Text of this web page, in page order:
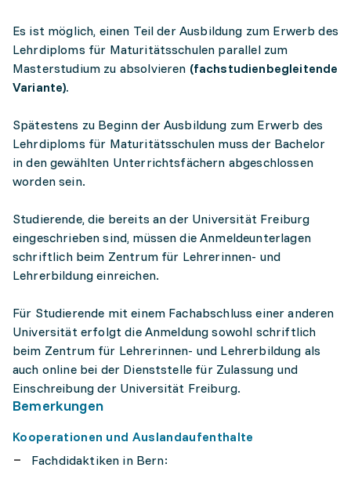
Es ist möglich, einen Teil der Ausbildung zum Erwerb des
Lehrdiploms für Maturitätsschulen parallel zum
Masterstudium zu absolvieren (fachstudienbegleitende
Variante).
Spätestens zu Beginn der Ausbildung zum Erwerb des
Lehrdiploms für Maturitätsschulen muss der Bachelor
in den gewählten Unterrichtsfächern abgeschlossen
worden sein.
Studierende, die bereits an der Universität Freiburg
eingeschrieben sind, müssen die Anmeldeunterlagen
schriftlich beim Zentrum für Lehrerinnen- und
Lehrerbildung einreichen.
Für Studierende mit einem Fachabschluss einer anderen
Universität erfolgt die Anmeldung sowohl schriftlich
beim Zentrum für Lehrerinnen- und Lehrerbildung als
auch online bei der Dienststelle für Zulassung und
Einschreibung der Universität Freiburg.
Bemerkungen
Kooperationen und Auslandaufenthalte
Fachdidaktiken in Bern: